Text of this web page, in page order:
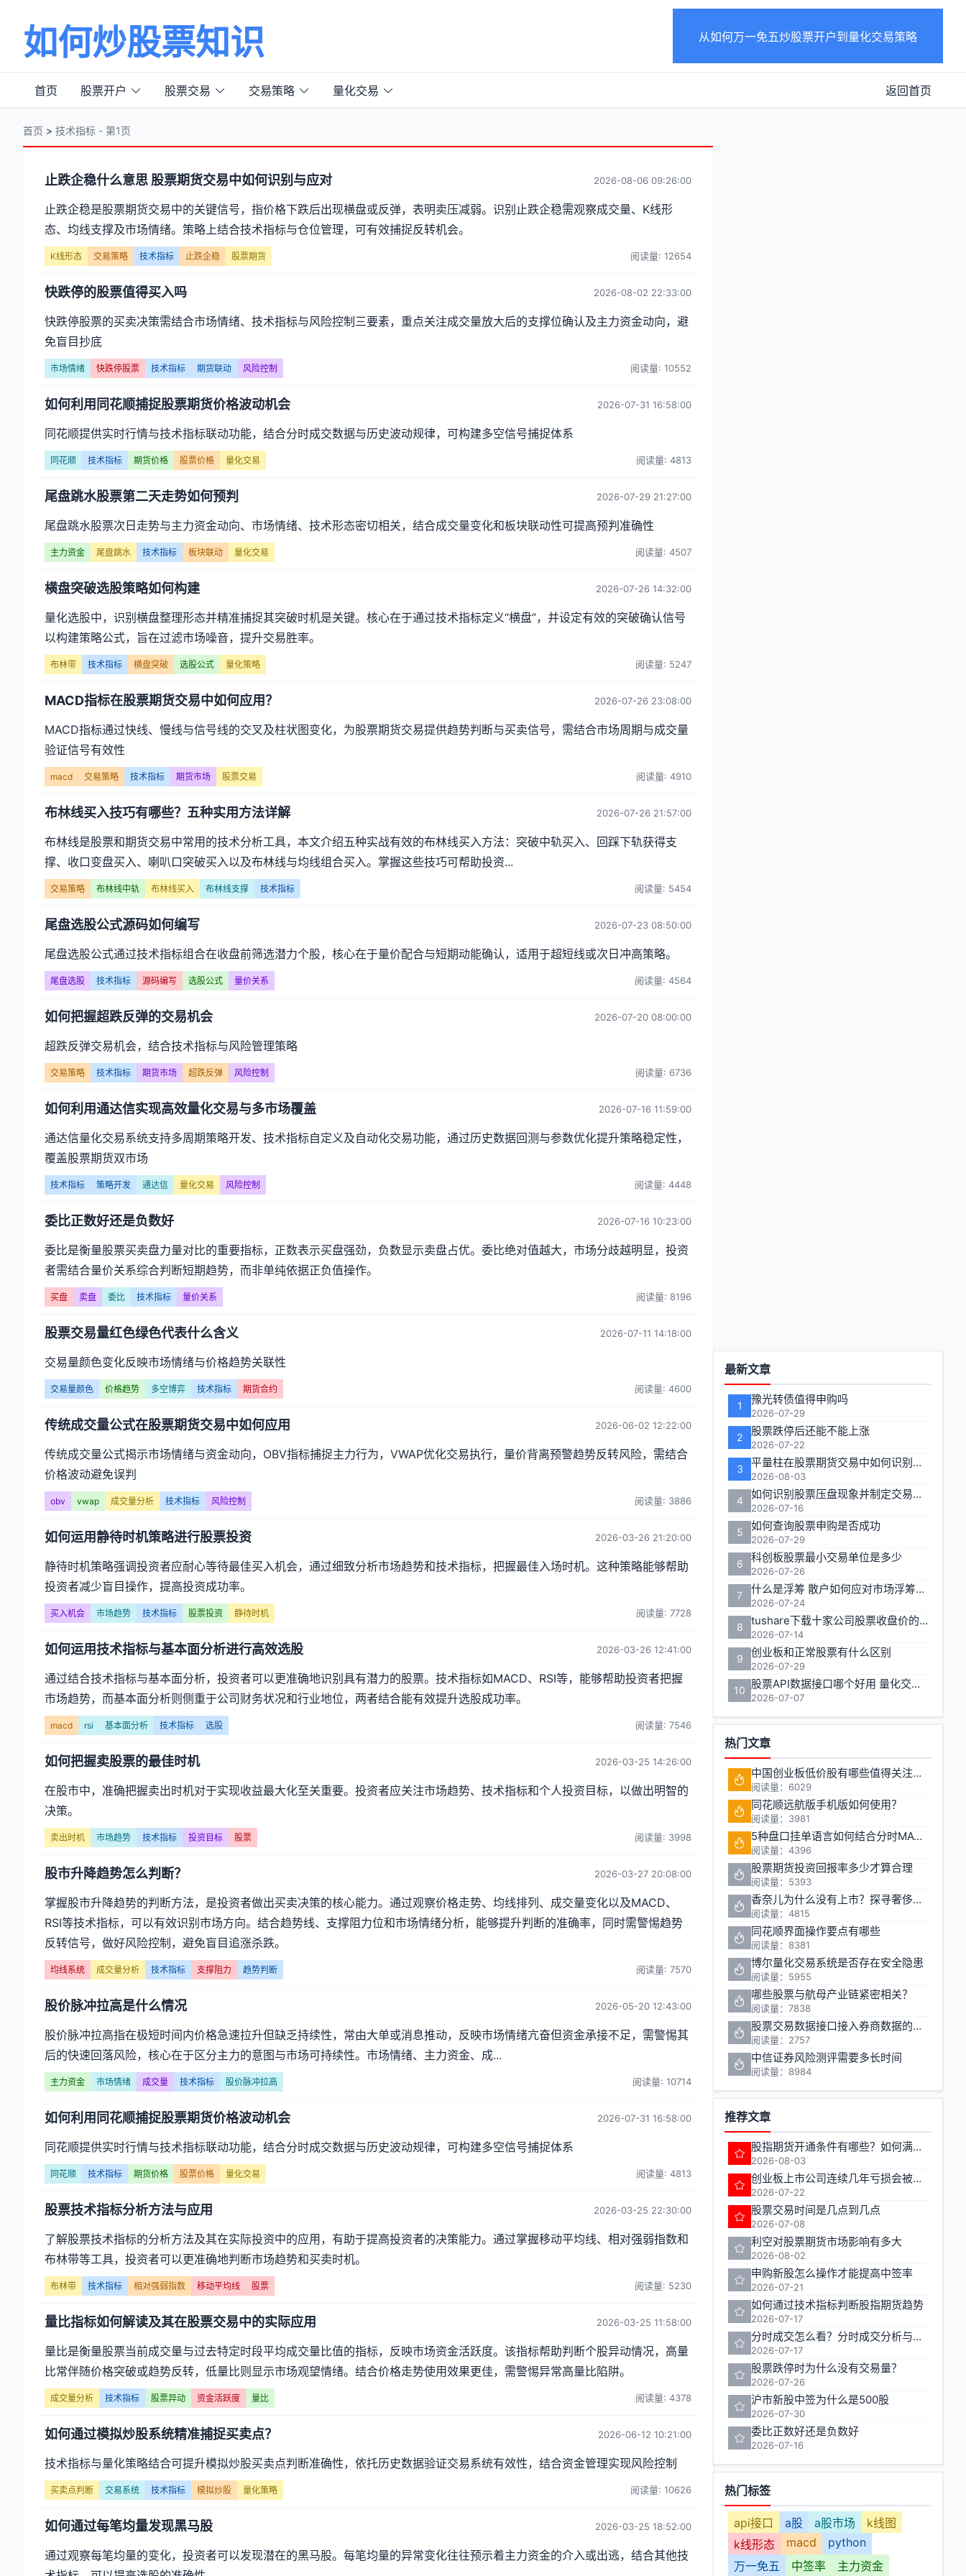
如何炒股票知识 从如何万一免五炒股票开户到量化交易策略
首页 股票开户 股票交易 交易策略 量化交易 返回首页
首页 > 技术指标 - 第1页
分
类
【技
术
指
标】
文
章
列
表
第
页
止跌企稳什么意思 股票期货交易中如何识别与应对 2026-08-06 09:26:00
止跌企稳是股票期货交易中的关键信号，指价格下跌后出现横盘或反弹，表明卖压减弱。识别止跌企稳需观察成交量、K线形
态、均线支撑及市场情绪。策略上结合技术指标与仓位管理，可有效捕捉反转机会。
K线形态 交易策略 技术指标 止跌企稳 股票期货 阅读量: 12654
快跌停的股票值得买入吗 2026-08-02 22:33:00
快跌停股票的买卖决策需结合市场情绪、技术指标与风险控制三要素，重点关注成交量放大后的支撑位确认及主力资金动向，避
免盲目抄底
市场情绪 快跌停股票 技术指标 期货联动 风险控制 阅读量: 10552
如何利用同花顺捕捉股票期货价格波动机会 2026-07-31 16:58:00
同花顺提供实时行情与技术指标联动功能，结合分时成交数据与历史波动规律，可构建多空信号捕捉体系
同花顺 技术指标 期货价格 股票价格 量化交易 阅读量: 4813
尾盘跳水股票第二天走势如何预判 2026-07-29 21:27:00
尾盘跳水股票次日走势与主力资金动向、市场情绪、技术形态密切相关，结合成交量变化和板块联动性可提高预判准确性
主力资金 尾盘跳水 技术指标 板块联动 量化交易 阅读量: 4507
横盘突破选股策略如何构建 2026-07-26 14:32:00
量化选股中，识别横盘整理形态并精准捕捉其突破时机是关键。核心在于通过技术指标定义“横盘”，并设定有效的突破确认信号
以构建策略公式，旨在过滤市场噪音，提升交易胜率。
布林带 技术指标 横盘突破 选股公式 量化策略 阅读量: 5247
MACD指标在股票期货交易中如何应用？ 2026-07-26 23:08:00
MACD指标通过快线、慢线与信号线的交叉及柱状图变化，为股票期货交易提供趋势判断与买卖信号，需结合市场周期与成交量
验证信号有效性
macd 交易策略 技术指标 期货市场 股票交易 阅读量: 4910
布林线买入技巧有哪些？五种实用方法详解 2026-07-26 21:57:00
布林线是股票和期货交易中常用的技术分析工具，本文介绍五种实战有效的布林线买入方法：突破中轨买入、回踩下轨获得支
撑、收口变盘买入、喇叭口突破买入以及布林线与均线组合买入。掌握这些技巧可帮助投资...
交易策略 布林线中轨 布林线买入 布林线支撑 技术指标 阅读量: 5454
尾盘选股公式源码如何编写 2026-07-23 08:50:00
尾盘选股公式通过技术指标组合在收盘前筛选潜力个股，核心在于量价配合与短期动能确认，适用于超短线或次日冲高策略。
尾盘选股 技术指标 源码编写 选股公式 量价关系 阅读量: 4564
如何把握超跌反弹的交易机会 2026-07-20 08:00:00
超跌反弹交易机会，结合技术指标与风险管理策略
交易策略 技术指标 期货市场 超跌反弹 风险控制 阅读量: 6736
如何利用通达信实现高效量化交易与多市场覆盖 2026-07-16 11:59:00
通达信量化交易系统支持多周期策略开发、技术指标自定义及自动化交易功能，通过历史数据回测与参数优化提升策略稳定性，
覆盖股票期货双市场
技术指标 策略开发 通达信 量化交易 风险控制 阅读量: 4448
委比正数好还是负数好 2026-07-16 10:23:00
委比是衡量股票买卖盘力量对比的重要指标，正数表示买盘强劲，负数显示卖盘占优。委比绝对值越大，市场分歧越明显，投资
者需结合量价关系综合判断短期趋势，而非单纯依据正负值操作。
买盘 卖盘 委比 技术指标 量价关系 阅读量: 8196
股票交易量红色绿色代表什么含义 2026-07-11 14:18:00
交易量颜色变化反映市场情绪与价格趋势关联性
交易量颜色 价格趋势 多空博弈 技术指标 期货合约 阅读量: 4600
传统成交量公式在股票期货交易中如何应用 2026-06-02 12:22:00
传统成交量公式揭示市场情绪与资金动向，OBV指标捕捉主力行为，VWAP优化交易执行，量价背离预警趋势反转风险，需结合
价格波动避免误判
obv vwap 成交量分析 技术指标 风险控制 阅读量: 3886
如何运用静待时机策略进行股票投资 2026-03-26 21:20:00
静待时机策略强调投资者应耐心等待最佳买入机会，通过细致分析市场趋势和技术指标，把握最佳入场时机。这种策略能够帮助
投资者减少盲目操作，提高投资成功率。
买入机会 市场趋势 技术指标 股票投资 静待时机 阅读量: 7728
如何运用技术指标与基本面分析进行高效选股 2026-03-26 12:41:00
通过结合技术指标与基本面分析，投资者可以更准确地识别具有潜力的股票。技术指标如MACD、RSI等，能够帮助投资者把握
市场趋势，而基本面分析则侧重于公司财务状况和行业地位，两者结合能有效提升选股成功率。
macd rsi 基本面分析 技术指标 选股 阅读量: 7546
如何把握卖股票的最佳时机 2026-03-25 14:26:00
在股市中，准确把握卖出时机对于实现收益最大化至关重要。投资者应关注市场趋势、技术指标和个人投资目标，以做出明智的
决策。
卖出时机 市场趋势 技术指标 投资目标 股票 阅读量: 3998
股市升降趋势怎么判断？ 2026-03-27 20:08:00
掌握股市升降趋势的判断方法，是投资者做出买卖决策的核心能力。通过观察价格走势、均线排列、成交量变化以及MACD、
RSI等技术指标，可以有效识别市场方向。结合趋势线、支撑阻力位和市场情绪分析，能够提升判断的准确率，同时需警惕趋势
反转信号，做好风险控制，避免盲目追涨杀跌。
均线系统 成交量分析 技术指标 支撑阻力 趋势判断 阅读量: 7570
股价脉冲拉高是什么情况 2026-05-20 12:43:00
股价脉冲拉高指在极短时间内价格急速拉升但缺乏持续性，常由大单或消息推动，反映市场情绪亢奋但资金承接不足，需警惕其
后的快速回落风险，核心在于区分主力的意图与市场可持续性。市场情绪、主力资金、成...
主力资金 市场情绪 成交量 技术指标 股价脉冲拉高 阅读量: 10714
如何利用同花顺捕捉股票期货价格波动机会 2026-07-31 16:58:00
同花顺提供实时行情与技术指标联动功能，结合分时成交数据与历史波动规律，可构建多空信号捕捉体系
同花顺 技术指标 期货价格 股票价格 量化交易 阅读量: 4813
股票技术指标分析方法与应用 2026-03-25 22:30:00
了解股票技术指标的分析方法及其在实际投资中的应用，有助于提高投资者的决策能力。通过掌握移动平均线、相对强弱指数和
布林带等工具，投资者可以更准确地判断市场趋势和买卖时机。
布林带 技术指标 相对强弱指数 移动平均线 股票 阅读量: 5230
量比指标如何解读及其在股票交易中的实际应用 2026-03-25 11:58:00
量比是衡量股票当前成交量与过去特定时段平均成交量比值的指标，反映市场资金活跃度。该指标帮助判断个股异动情况，高量
比常伴随价格突破或趋势反转，低量比则显示市场观望情绪。结合价格走势使用效果更佳，需警惕异常高量比陷阱。
成交量分析 技术指标 股票异动 资金活跃度 量比 阅读量: 4378
如何通过模拟炒股系统精准捕捉买卖点？ 2026-06-12 10:21:00
技术指标与量化策略结合可提升模拟炒股买卖点判断准确性，依托历史数据验证交易系统有效性，结合资金管理实现风险控制
买卖点判断 交易系统 技术指标 模拟炒股 量化策略 阅读量: 10626
如何通过每笔均量发现黑马股 2026-03-25 18:52:00
通过观察每笔均量的变化，投资者可以发现潜在的黑马股。每笔均量的异常变化往往预示着主力资金的介入或出逃，结合其他技
功
能
区
最新文章
1 豫光转债值得申购吗
2026-07-29
2 股票跌停后还能不能上涨
2026-07-22
3 平量柱在股票期货交易中如何识别关键信号？
2026-08-03
4 如何识别股票压盘现象并制定交易策略
2026-07-16
5 如何查询股票申购是否成功
2026-07-29
6 科创板股票最小交易单位是多少
2026-07-26
7 什么是浮筹 散户如何应对市场浮筹变化
2026-07-24
8 tushare下载十家公司股票收盘价的实用方法
2026-07-14
9 创业板和正常股票有什么区别
2026-07-29
10 股票API数据接口哪个好用 量化交易如何获取实时行情
2026-07-07
热门文章
中国创业板低价股有哪些值得关注的投资机会?
阅读量：6029
同花顺远航版手机版如何使用？
阅读量：3981
5种盘口挂单语言如何结合分时MACD判断买卖点
阅读量：4396
股票期货投资回报率多少才算合理
阅读量：5393
香奈儿为什么没有上市？探寻奢侈品巨头的资本之路
阅读量：4815
同花顺界面操作要点有哪些
阅读量：8381
博尔量化交易系统是否存在安全隐患
阅读量：5955
哪些股票与航母产业链紧密相关？
阅读量：7838
股票交易数据接口接入券商数据的方法有哪些
阅读量：2757
中信证券风险测评需要多长时间
阅读量：8984
推荐文章
股指期货开通条件有哪些？如何满足期货交易准入要求？
2026-08-03
创业板上市公司连续几年亏损会被实施退市风险警示
2026-07-22
股票交易时间是几点到几点
2026-07-08
利空对股票期货市场影响有多大
2026-08-02
申购新股怎么操作才能提高中签率
2026-07-21
如何通过技术指标判断股指期货趋势
2026-07-17
分时成交怎么看？分时成交分析与实战技巧
2026-07-17
股票跌停时为什么没有交易量？
2026-07-26
沪市新股中签为什么是500股
2026-07-30
委比正数好还是负数好
2026-07-16
热门标签
api接口 a股 a股市场
k线图
k线形态
macd
python
万一免五
中签率 主力资金